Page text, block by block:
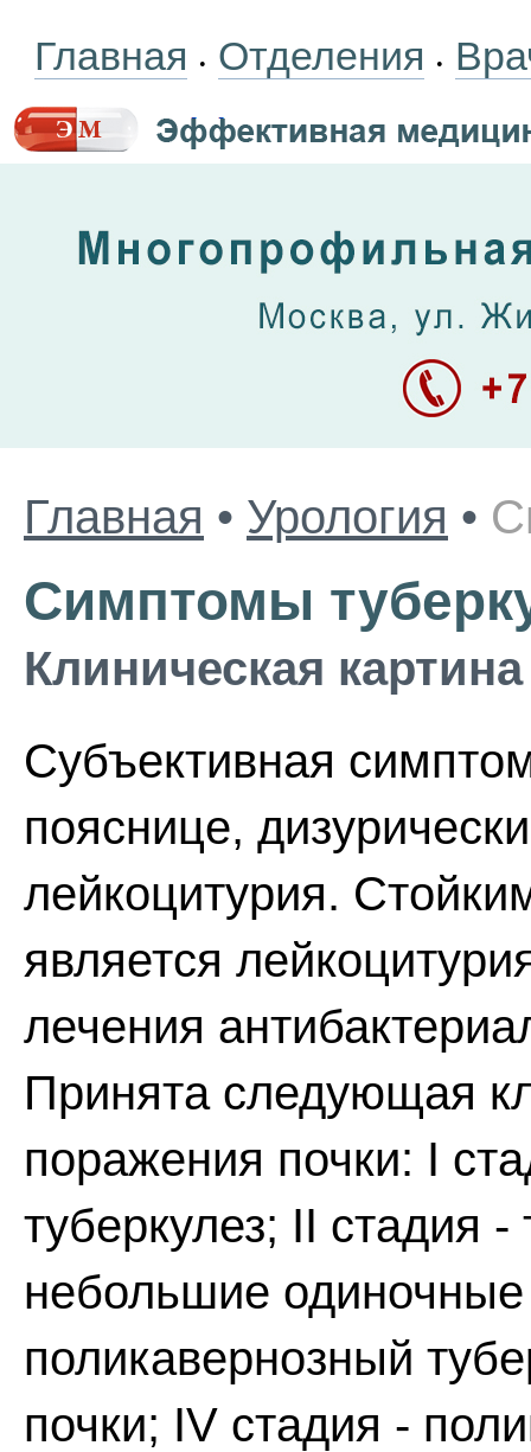
Главная • Отделения •
Главная • Урология •
Симптомы
Клиническая картина
Субъективная
пояснице,
лейкоцитурия.
является
лечения
Принята следующая
поражения почки: I
туберкулез; II стадия
небольшие
поликавернозный
почки; IV стадия -